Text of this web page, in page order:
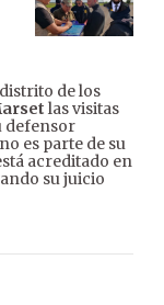
de los
las visitas
defensor
es parte de su
acreditado en
su juicio